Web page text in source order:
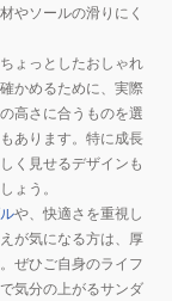
やソールの滑りにく
ょっとしたおしゃれ
かめるために、実際
高さに合うものを選
あります。特に成長
く見せるデザインも
ょう。
や、快適さを重視し
が気になる方は、厚
ぜひご自身のライフ
気分の上がるサンダ